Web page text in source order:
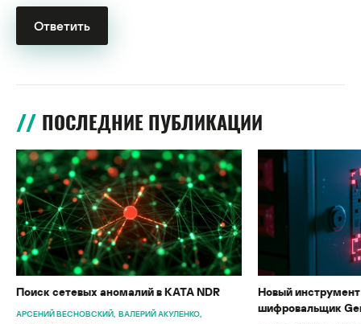
ПОСЛЕДНИЕ ПУБЛИКАЦИИ
Поиск сетевых аномалий в KATA NDR
АРСЕНИЙ ВЕСНОВСКИЙ ВАЛЕРИЙ АКУЛЕНКО
Новый
шифровальщик